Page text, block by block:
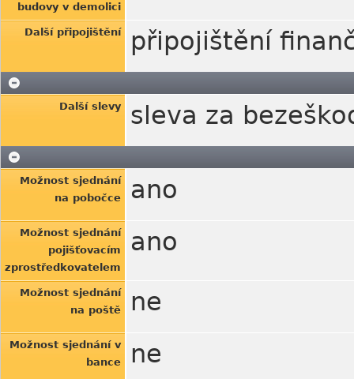
budovy v demolici
Další připojištění připojištění
Další slevy sleva za
Možnost sjednání
na pobočce
ano
Možnost sjednání
pojišťovacím
zprostředkovatelem
ano
Možnost sjednání
na poště
ne
Možnost sjednání v
bance
ne